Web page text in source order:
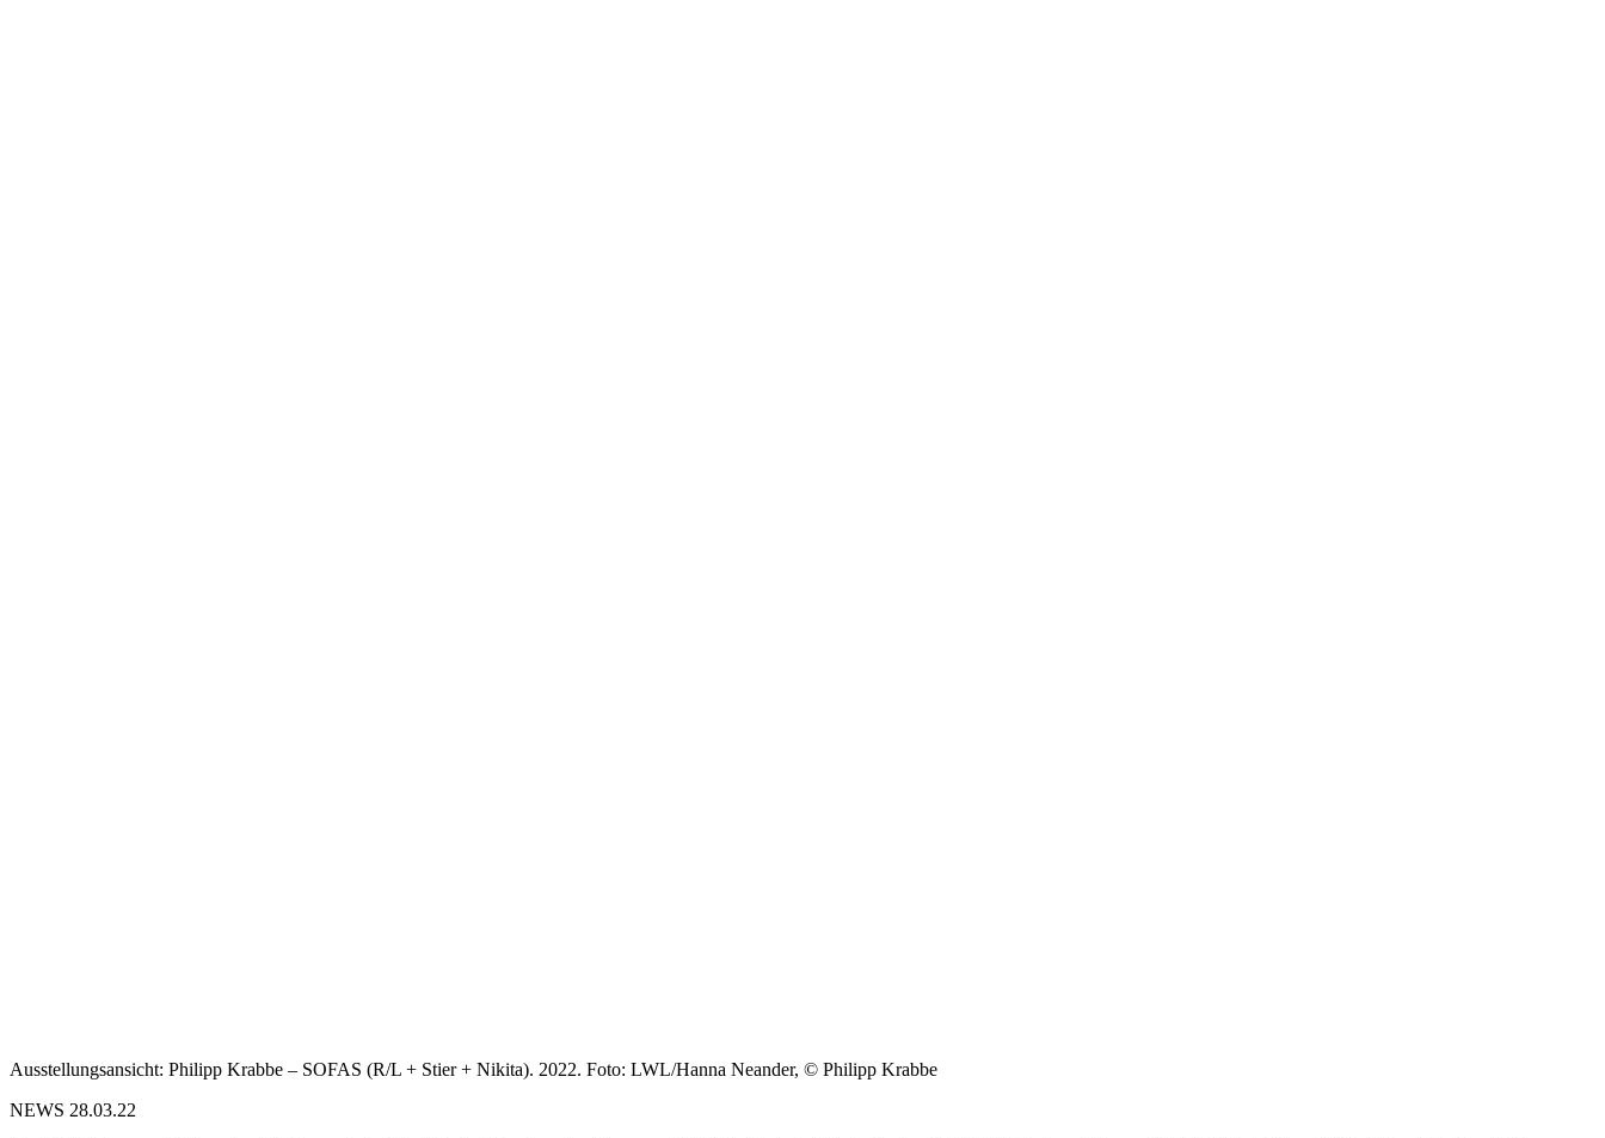
Ausstellungsansicht: Philipp Krabbe – SOFAS (R/L + Stier + Nikita). 2022. Foto: LWL/Hanna Neander, © Philipp Krabbe
NEWS 28.03.22